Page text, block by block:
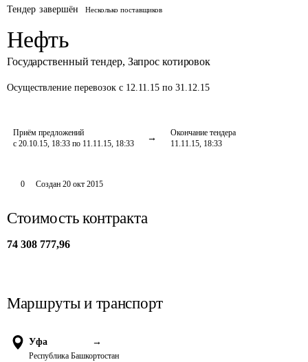
Тендер завершён Несколько поставщиков
Нефть
Государственный тендер, Запрос котировок
Осуществление перевозок с 12.11.15 по 31.12.15
Приём предложений
с 20.10.15, 18:33 по 11.11.15, 18:33
Окончание тендера
11.11.15, 18:33
0 Создан 20 окт 2015
Стоимость контракта
74 308 777,96
Маршруты и транспорт
Уфа →
Республика Башкортостан